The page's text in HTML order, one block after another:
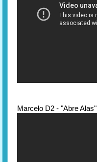
Marcelo D2 - "Abre Alas"